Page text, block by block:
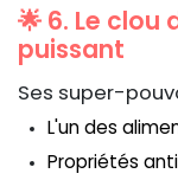
🌟 6. Le
puissant
Ses super-
L'un des
Propriétés